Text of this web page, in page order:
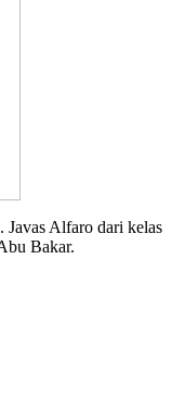
Javas Alfaro dari kelas
Bakar.